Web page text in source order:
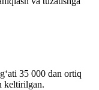
35 000 dan ortiq
keltirilgan.